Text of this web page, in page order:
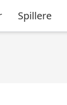
Spillere